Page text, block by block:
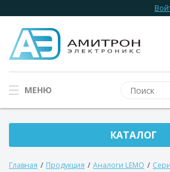
МЕНЮ
КАТАЛОГ
Главная / Продукция / Аналоги LEMO /